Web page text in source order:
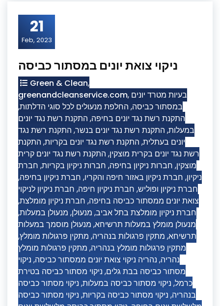
21
Feb, 2023
ניקוי צואת יונים במסתור כביסה
Green & Clean,
greenandcleanservice.com, בעיות מטרד יונים
במסתור כביסה, החלפת מנעולים לכל סוגי הדלתות,
התקנת רשת נגד יונים בחיפה, התקנת רשת נגד יונים
במעלות, התקנת רשת נגד יונים בנשר, התקנת רשת נגד
יונים בעתלית, התקנת רשת נגד יונים בקריות, התקנת
רשת נגד יונים בקרית מוצקין, התקנת רשת נגד יונים קרית
מוצקין, חברות ניקיון בחיפה, חברות ניקיון בקריות, חברת
ניקיון, חברת ניקיון באזור חיפה והקריו, חברת ניקיון בחיפה,
חברת ניקיון ופוליש, חברת ניקיון חיפה, חברת ניקיון לניקוי
צואת יונים ממסתור כביסה בחיפה, חברת ניקיון מומלצת,
חברת ניקיון מומלצת בתל אביב, מנעולן, מנעולן במעלות,
מנעולן מומלץ במעלות תרשיחא, מנעולן מוסמך במעלות
תרשיחא, מתקין פרגולות בנהריה, מתקין פרגולות מומלץ,
מתקין פרגולות מומלץ בנהריה, מתקין פרגולות מומלץ
נהריה, נהריה ניקוי צואת יונים ממסתור כביסה, ניקוי
מסתור כביסה בבת גלים, ניקוי מסתור כביסה בטירת
כרמל, ניקוי מסתור כביסה במעלות, ניקוי מסתור כביסה
בנהריה, ניקוי מסתור כביסה בקריות, ניקוי מסתור כביסה